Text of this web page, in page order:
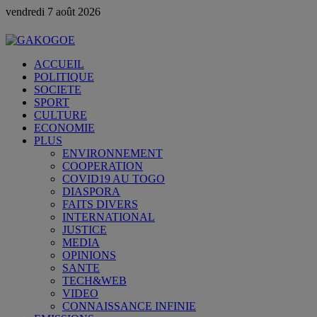
vendredi 7 août 2026
ACCUEIL
POLITIQUE
SOCIETE
SPORT
CULTURE
ECONOMIE
PLUS
ENVIRONNEMENT
COOPERATION
COVID19 AU TOGO
DIASPORA
FAITS DIVERS
INTERNATIONAL
JUSTICE
MEDIA
OPINIONS
SANTE
TECH&WEB
VIDEO
CONNAISSANCE INFINIE